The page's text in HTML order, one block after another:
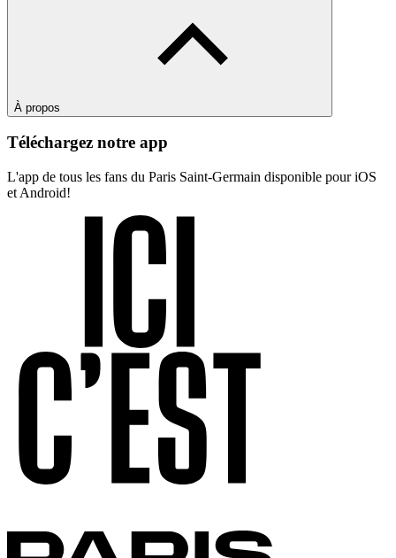
À propos
Téléchargez notre app
L'app de tous les fans du Paris Saint-Germain disponible pour iOS
et Android!